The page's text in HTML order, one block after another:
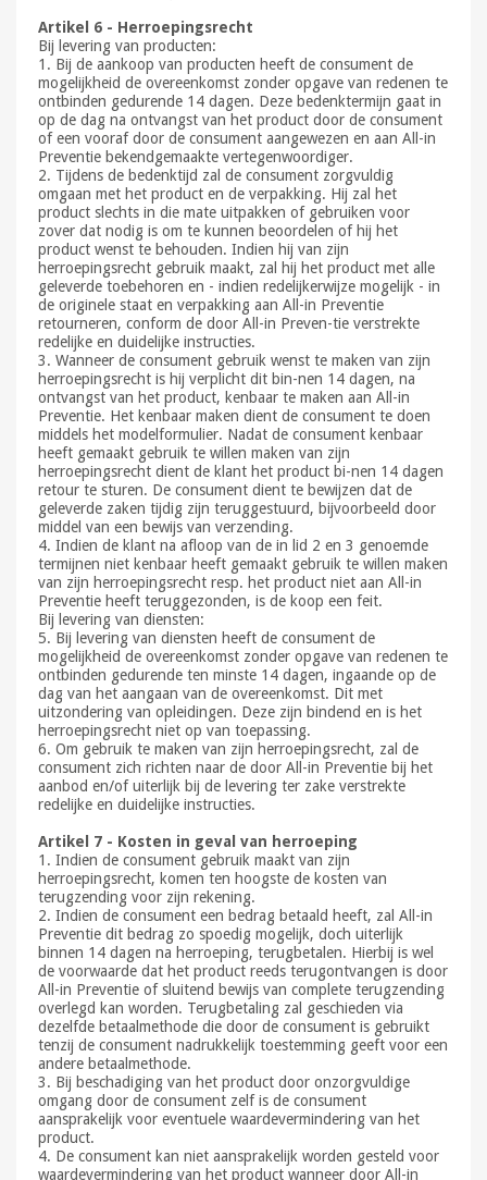
Artikel 6 - Herroepingsrecht
Bij levering van producten:
1. Bij de aankoop van producten heeft de consument de
mogelijkheid de overeenkomst zonder opgave van redenen te
ontbinden gedurende 14 dagen. Deze bedenktermijn gaat in
op de dag na ontvangst van het product door de consument
of een vooraf door de consument aangewezen en aan All-in
Preventie bekendgemaakte vertegenwoordiger.
2. Tijdens de bedenktijd zal de consument zorgvuldig
omgaan met het product en de verpakking. Hij zal het
product slechts in die mate uitpakken of gebruiken voor
zover dat nodig is om te kunnen beoordelen of hij het
product wenst te behouden. Indien hij van zijn
herroepingsrecht gebruik maakt, zal hij het product met alle
geleverde toebehoren en - indien redelijkerwijze mogelijk - in
de originele staat en verpakking aan All-in Preventie
retourneren, conform de door All-in Preven-tie verstrekte
redelijke en duidelijke instructies.
3. Wanneer de consument gebruik wenst te maken van zijn
herroepingsrecht is hij verplicht dit bin-nen 14 dagen, na
ontvangst van het product, kenbaar te maken aan All-in
Preventie. Het kenbaar maken dient de consument te doen
middels het modelformulier. Nadat de consument kenbaar
heeft gemaakt gebruik te willen maken van zijn
herroepingsrecht dient de klant het product bi-nen 14 dagen
retour te sturen. De consument dient te bewijzen dat de
geleverde zaken tijdig zijn teruggestuurd, bijvoorbeeld door
middel van een bewijs van verzending.
4. Indien de klant na afloop van de in lid 2 en 3 genoemde
termijnen niet kenbaar heeft gemaakt gebruik te willen maken
van zijn herroepingsrecht resp. het product niet aan All-in
Preventie heeft teruggezonden, is de koop een feit.
Bij levering van diensten:
5. Bij levering van diensten heeft de consument de
mogelijkheid de overeenkomst zonder opgave van redenen te
ontbinden gedurende ten minste 14 dagen, ingaande op de
dag van het aangaan van de overeenkomst. Dit met
uitzondering van opleidingen. Deze zijn bindend en is het
herroepingsrecht niet op van toepassing.
6. Om gebruik te maken van zijn herroepingsrecht, zal de
consument zich richten naar de door All-in Preventie bij het
aanbod en/of uiterlijk bij de levering ter zake verstrekte
redelijke en duidelijke instructies.
Artikel 7 - Kosten in geval van herroeping
1. Indien de consument gebruik maakt van zijn
herroepingsrecht, komen ten hoogste de kosten van
terugzending voor zijn rekening.
2. Indien de consument een bedrag betaald heeft, zal All-in
Preventie dit bedrag zo spoedig mogelijk, doch uiterlijk
binnen 14 dagen na herroeping, terugbetalen. Hierbij is wel
de voorwaarde dat het product reeds terugontvangen is door
All-in Preventie of sluitend bewijs van complete terugzending
overlegd kan worden. Terugbetaling zal geschieden via
dezelfde betaalmethode die door de consument is gebruikt
tenzij de consument nadrukkelijk toestemming geeft voor een
andere betaalmethode.
3. Bij beschadiging van het product door onzorgvuldige
omgang door de consument zelf is de consument
aansprakelijk voor eventuele waardevermindering van het
product.
4. De consument kan niet aansprakelijk worden gesteld voor
waardevermindering van het product wanneer door All-in